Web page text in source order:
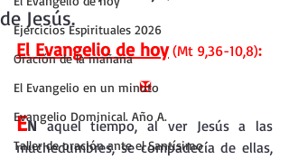
Ejercicios Espirituales 2026
Oración de la mañana
El Evangelio en un minuto
Evangelio Dominical. Año A.
Taller de oración ante el Santísimo
de Jesús.
El Evangelio de hoy (Mt 9,36-10,8):
✠
EN aquel tiempo, al ver Jesús a las
muchedumbres, se compadecía de ellas,